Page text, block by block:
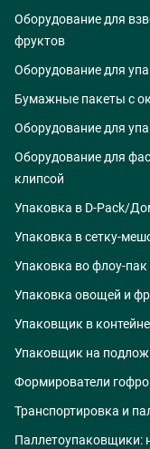
Оборудование для
фруктов
Оборудование для
Бумажные пакеты с
Оборудование для
Оборудование для
клипсой
Упаковка в D-Pack/
Упаковка в сетку-
Упаковка во флоу-пак
Упаковка овощей и
Упаковщик в
Упаковщик на
Формирователи
Транспортировка и
Паллетоупаковщики: